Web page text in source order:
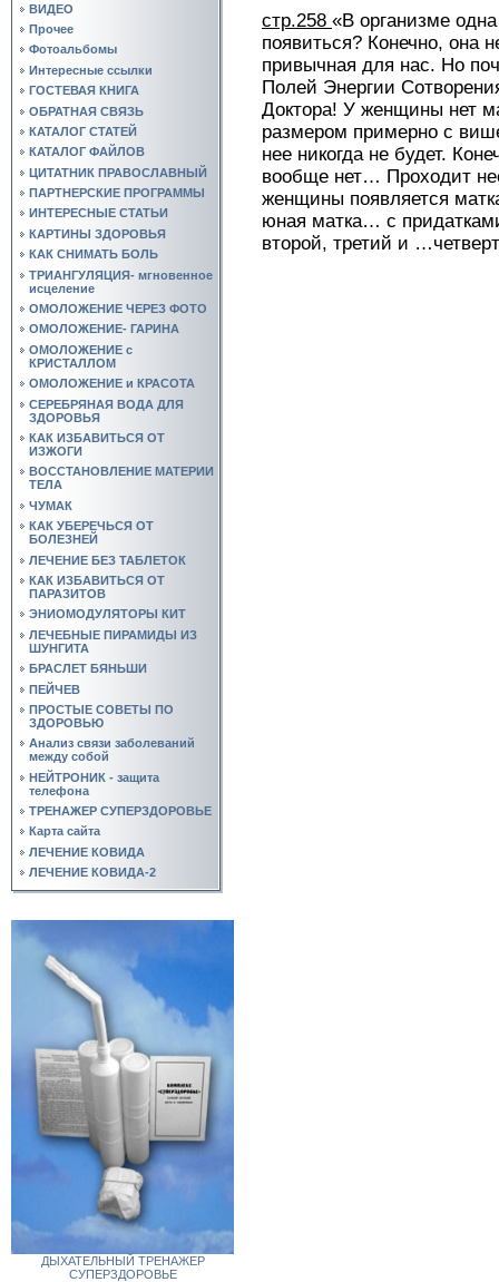
ВИДЕО
Прочее
Фотоальбомы
Интересные ссылки
ГОСТЕВАЯ КНИГА
ОБРАТНАЯ СВЯЗЬ
КАТАЛОГ СТАТЕЙ
КАТАЛОГ ФАЙЛОВ
ЦИТАТНИК ПРАВОСЛАВНЫЙ
ПАРТНЕРСКИЕ ПРОГРАММЫ
ИНТЕРЕСНЫЕ СТАТЬИ
КАРТИНЫ ЗДОРОВЬЯ
КАК СНИМАТЬ БОЛЬ
ТРИАНГУЛЯЦИЯ- мгновенное
исцеление
ОМОЛОЖЕНИЕ ЧЕРЕЗ ФОТО
ОМОЛОЖЕНИЕ- ГАРИНА
ОМОЛОЖЕНИЕ с
КРИСТАЛЛОМ
ОМОЛОЖЕНИЕ и КРАСОТА
СЕРЕБРЯНАЯ ВОДА ДЛЯ
ЗДОРОВЬЯ
КАК ИЗБАВИТЬСЯ ОТ
ИЗЖОГИ
ВОССТАНОВЛЕНИЕ МАТЕРИИ
ТЕЛА
ЧУМАК
КАК УБЕРЕЧЬСЯ ОТ
БОЛЕЗНЕЙ
ЛЕЧЕНИЕ БЕЗ ТАБЛЕТОК
КАК ИЗБАВИТЬСЯ ОТ
ПАРАЗИТОВ
ЭНИОМОДУЛЯТОРЫ КИТ
ЛЕЧЕБНЫЕ ПИРАМИДЫ ИЗ
ШУНГИТА
БРАСЛЕТ БЯНЬШИ
ПЕЙЧЕВ
ПРОСТЫЕ СОВЕТЫ ПО
ЗДОРОВЬЮ
Анализ связи заболеваний
между собой
НЕЙТРОНИК - защита
телефона
ТРЕНАЖЕР СУПЕРЗДОРОВЬЕ
Карта сайта
ЛЕЧЕНИЕ КОВИДА
ЛЕЧЕНИЕ КОВИДА-2
ДЫХАТЕЛЬНЫЙ ТРЕНАЖЕР
СУПЕРЗДОРОВЬЕ
стр.258 «В организме
появиться? Конечно, она
привычная для нас. Но
Полей Энергии
Доктора! У женщины нет
размером примерно с
нее никогда не будет.
вообще нет… Проходит
женщины появляется
юная матка… с
второй, третий и